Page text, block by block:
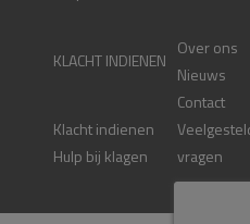
KLACHT INDIENEN
Klacht indienen
Hulp bij klagen
Over ons
Nieuws
Contact
vragen